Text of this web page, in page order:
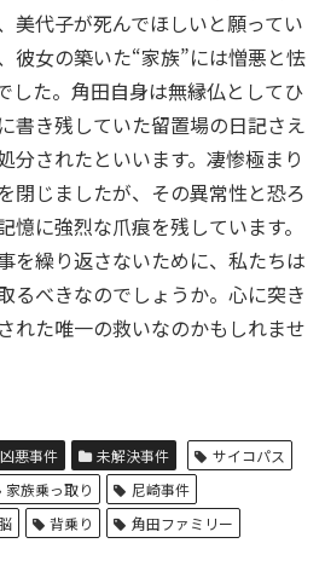
美代子が死んでほしいと願ってい
彼女の築いた“家族”には憎悪と怯
した。角田自身は無縁仏としてひ
書き残していた留置場の日記さえ
分されたといいます。凄惨極まり
閉じましたが、その異常性と恐ろ
憶に強烈な爪痕を残しています。
を繰り返さないために、私たちは
るべきなのでしょうか。心に突き
れた唯一の救いなのかもしれませ
凶悪事件 未解決事件
サイコパス
家族乗っ取り
尼崎事件
背乗り
角田ファミリー